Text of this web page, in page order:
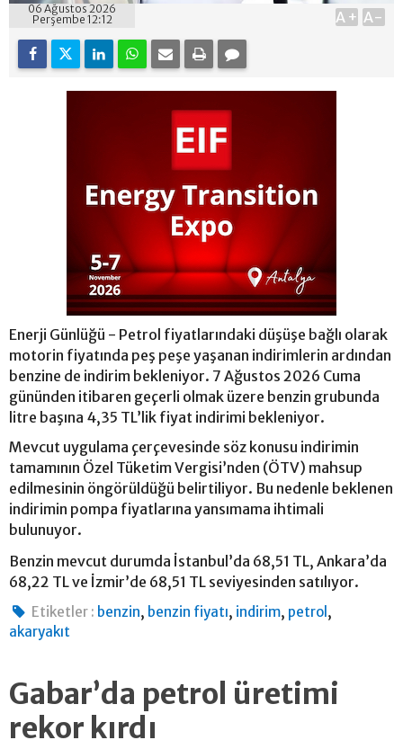
06 Ağustos 2026
Perşembe 12:12
A+ A-
Enerji Günlüğü - Petrol fiyatlarındaki düşüşe bağlı olarak
motorin fiyatında peş peşe yaşanan indirimlerin ardından
benzine de indirim bekleniyor. 7 Ağustos 2026 Cuma
gününden itibaren geçerli olmak üzere benzin grubunda
litre başına 4,35 TL’lik fiyat indirimi bekleniyor.
Mevcut uygulama çerçevesinde söz konusu indirimin
tamamının Özel Tüketim Vergisi’nden (ÖTV) mahsup
edilmesinin öngörüldüğü belirtiliyor. Bu nedenle beklenen
indirimin pompa fiyatlarına yansımama ihtimali
bulunuyor.
Benzin mevcut durumda İstanbul’da 68,51 TL, Ankara’da
68,22 TL ve İzmir’de 68,51 TL seviyesinden satılıyor.
Etiketler : benzin, benzin fiyatı, indirim, petrol ,
akaryakıt
Gabar’da petrol üretimi
rekor kırdı